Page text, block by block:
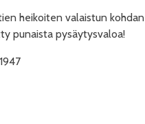
heikoiten valaistun kohdan
punaista pysäytysvaloa!